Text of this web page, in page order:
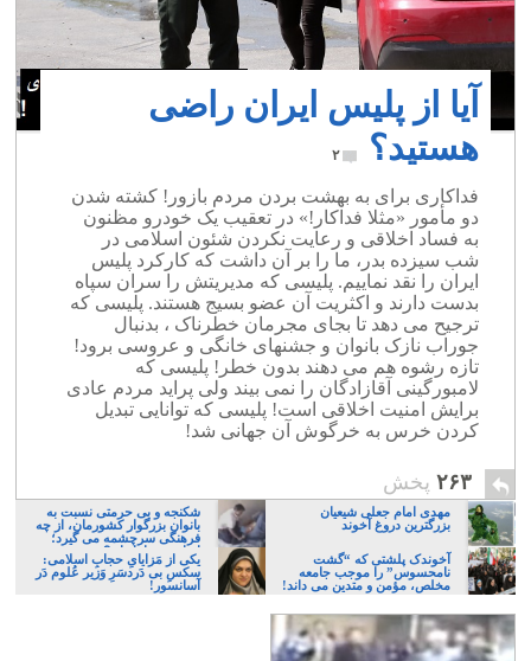
آیا از پلیس ایران راضی
هستید؟
۲
فداکاری برای به بهشت بردن مردم بازور! کشته شدن
دو مأمور «مثلا فداکار!» در تعقیب یک خودرو مظنون
به فساد اخلاقی و رعایت نکردن شئون اسلامی در
شب سیزده بدر، ما را بر آن داشت که کارکرد پلیس
ایران را نقد نماییم. پلیسی که مدیریتش را سران سپاه
بدست دارند و اکثریت آن عضو بسیج هستند. پلیسی که
ترجیح می دهد تا بجای مجرمان خطرناک ، بدنبال
جوراب نازک بانوان و جشنهای خانگی و عروسی برود!
تازه رشوه هم می دهند بدون خطر! پلیسی که
لامبورگینی آقازادگان را نمی بیند ولی پراید مردم عادی
برایش امنیت اخلاقی است! پلیسی که توانایی تبدیل
کردن خرس به خرگوش آن جهانی شد!
۲۶۳ پخش
مهدی امام جعلی شیعیان
بزرگترین دروغ آخوند
شکنجه و بی حرمتی نسبت به
بانوان بزرگوار کشورمان، از چه
فرهنگی سرچشمه می گیرد؛
ایرانی، و یا تازیان؟
آخوندک پلشتی که “گشت
نامحسوس” را موجب جامعه
مخلص، مؤمن و متدین می داند!
یکی از مَزایایِ حجابِ اسلامی:
سکسِ بی دَردسَرِ وَزیر عُلوم دَر
آسانسور!